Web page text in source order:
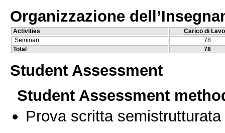
Organizzazione
Activities
Carico di
Seminari
78
Total
78
Student Assessment
Student Assessment
Prova scritta